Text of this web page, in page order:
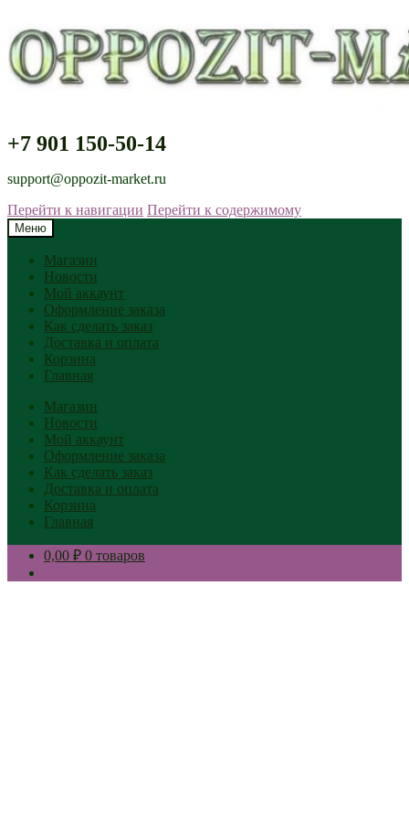
+7 901 150-50-14
support@oppozit-market.ru
Перейти к навигации Перейти к содержимому
Меню
Магазин
Новости
Мой аккаунт
Оформление заказа
Как сделать заказ
Доставка и оплата
Корзина
Главная
Магазин
Новости
Мой аккаунт
Оформление заказа
Как сделать заказ
Доставка и оплата
Корзина
Главная
0,00 ₽ 0 товаров